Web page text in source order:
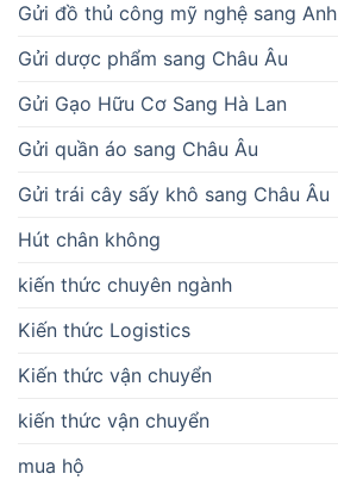
Gửi đồ thủ công mỹ nghệ sang Anh
Gửi dược phẩm sang Châu Âu
Gửi Gạo Hữu Cơ Sang Hà Lan
Gửi quần áo sang Châu Âu
Gửi trái cây sấy khô sang Châu Âu
Hút chân không
kiến thức chuyên ngành
Kiến thức Logistics
Kiến thức vận chuyển
kiến thức vận chuyển
mua hộ